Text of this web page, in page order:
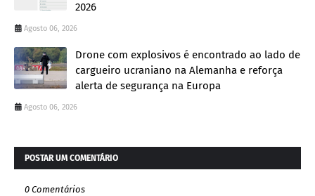
2026
Agosto 06, 2026
Drone com explosivos é encontrado ao lado de
cargueiro ucraniano na Alemanha e reforça
alerta de segurança na Europa
Agosto 06, 2026
POSTAR UM COMENTÁRIO
0 Comentários